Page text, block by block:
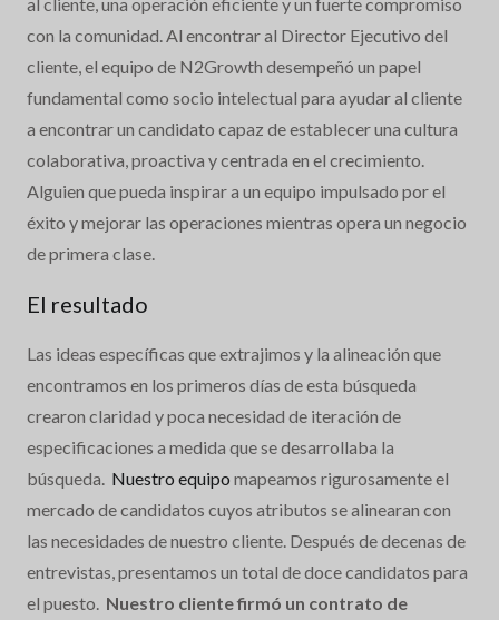
al cliente, una operación eficiente y un fuerte compromiso
con la comunidad. Al encontrar al Director Ejecutivo del
cliente, el equipo de N2Growth desempeñó un papel
fundamental como socio intelectual para ayudar al cliente
a encontrar un candidato capaz de establecer una cultura
colaborativa, proactiva y centrada en el crecimiento.
Alguien que pueda inspirar a un equipo impulsado por el
éxito y mejorar las operaciones mientras opera un negocio
de primera clase.
El resultado
Las ideas específicas que extrajimos y la alineación que
encontramos en los primeros días de esta búsqueda
crearon claridad y poca necesidad de iteración de
especificaciones a medida que se desarrollaba la
búsqueda. Nuestro equipo mapeamos rigurosamente el
mercado de candidatos cuyos atributos se alinearan con
las necesidades de nuestro cliente. Después de decenas de
entrevistas, presentamos un total de doce candidatos para
el puesto. Nuestro cliente firmó un contrato de